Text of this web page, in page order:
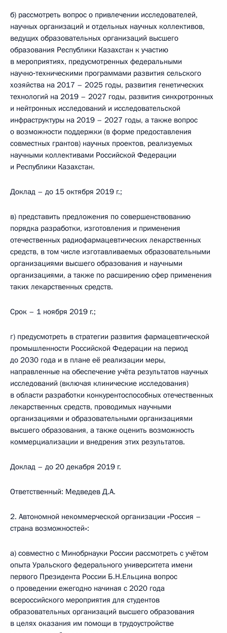
б) рассмотреть вопрос о привлечении исследователей,
научных организаций и отдельных научных коллективов,
ведущих образовательных организаций высшего
образования Республики Казахстан к участию
в мероприятиях, предусмотренных федеральными
научно‑техническими программами развития сельского
хозяйства на 2017 – 2025 годы, развития генетических
технологий на 2019 – 2027 годы, развития синхротронных
и нейтронных исследований и исследовательской
инфраструктуры на 2019 – 2027 годы, а также вопрос
о возможности поддержки (в форме предоставления
совместных грантов) научных проектов, реализуемых
научными коллективами Российской Федерации
и Республики Казахстан.
Доклад – до 15 октября 2019 г.;
в) представить предложения по совершенствованию
порядка разработки, изготовления и применения
отечественных радиофармацевтических лекарственных
средств, в том числе изготавливаемых образовательными
организациями высшего образования и научными
организациями, а также по расширению сфер применения
таких лекарственных средств.
Срок – 1 ноября 2019 г.;
г) предусмотреть в стратегии развития фармацевтической
промышленности Российской Федерации на период
до 2030 года и в плане её реализации меры,
направленные на обеспечение учёта результатов научных
исследований (включая клинические исследования)
в области разработки конкурентоспособных отечественных
лекарственных средств, проводимых научными
организациями и образовательными организациями
высшего образования, а также оценить возможность
коммерциализации и внедрения этих результатов.
Доклад – до 20 декабря 2019 г.
Ответственный: Медведев Д.А.
2. Автономной некоммерческой организации «Россия –
страна возможностей»:
а) совместно с Минобрнауки России рассмотреть с учётом
опыта Уральского федерального университета имени
первого Президента России Б.Н.Ельцина вопрос
о проведении ежегодно начиная с 2020 года
всероссийского мероприятия для студентов
образовательных организаций высшего образования
в целях оказания им помощи в трудоустройстве